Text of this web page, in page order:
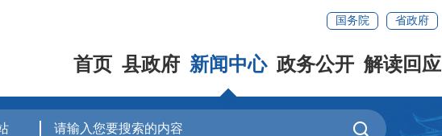
国务院 省政府
首页 县政府 新闻中心 政务公开 解读回应